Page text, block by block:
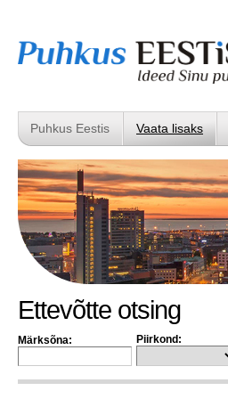
Puhkus Eestis Vaata lisaks
Ettevõtte otsing
Märksõna: Piirkond: